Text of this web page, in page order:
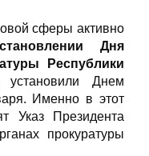
сферы активно
Дня
Республики
установили Днем
Именно в этот
Указ Президента
прокуратуры